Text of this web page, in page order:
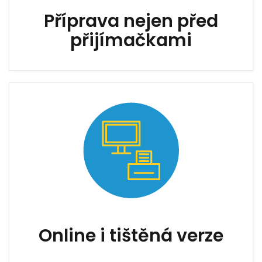
Příprava nejen před
přijímačkami
Online i tištěná verze